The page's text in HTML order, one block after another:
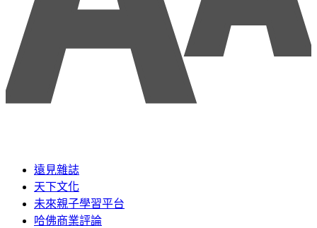
遠見雜誌
天下文化
未來親子學習平台
哈佛商業評論